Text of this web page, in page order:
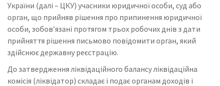
України (далі – ЦКУ) учасники юридичної особи, суд або
орган, що прийняв рішення про припинення юридичної
особи, зобов’язані протягом трьох робочих днів з дати
прийняття рішення письмово повідомити орган, який
здійснює державну реєстрацію.
До затвердження ліквідаційного балансу ліквідаційна
комісія (ліквідатор) складає і подає органам доходів і